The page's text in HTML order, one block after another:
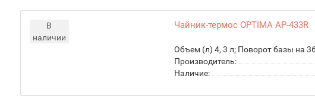
В
наличии
Чайник-термос OPTIMA AP-433R
Объем (л) 4, 3 л; Поворот базы на
Производитель:
Наличие: